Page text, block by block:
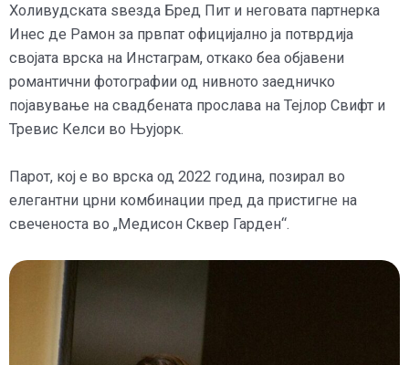
Холивудската ѕвезда Бред Пит и неговата партнерка
Инес де Рамон за првпат официјално ја потврдија
својата врска на Инстаграм, откако беа објавени
романтични фотографии од нивното заедничко
појавување на свадбената прослава на Тејлор Свифт и
Тревис Келси во Њујорк.
Парот, кој е во врска од 2022 година, позирал во
елегантни црни комбинации пред да пристигне на
свеченоста во „Медисон Сквер Гарден“.